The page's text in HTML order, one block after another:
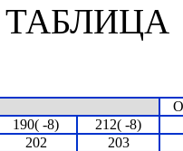
190( -8)
212( -8)
202
203